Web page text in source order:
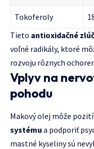
Tokoferoly
Tieto antioxidačné
voľné radikály, ktoré
rozvoju rôznych
Vplyv na
pohodu
Makový olej môže
systému a podporiť
mastné kyseliny sú